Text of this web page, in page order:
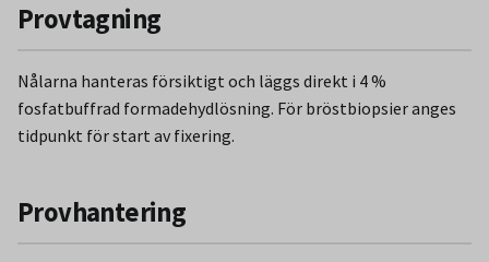
Provtagning
Nålarna hanteras försiktigt och läggs direkt i 4 %
fosfatbuffrad formadehydlösning. För bröstbiopsier anges
tidpunkt för start av fixering.
Provhantering